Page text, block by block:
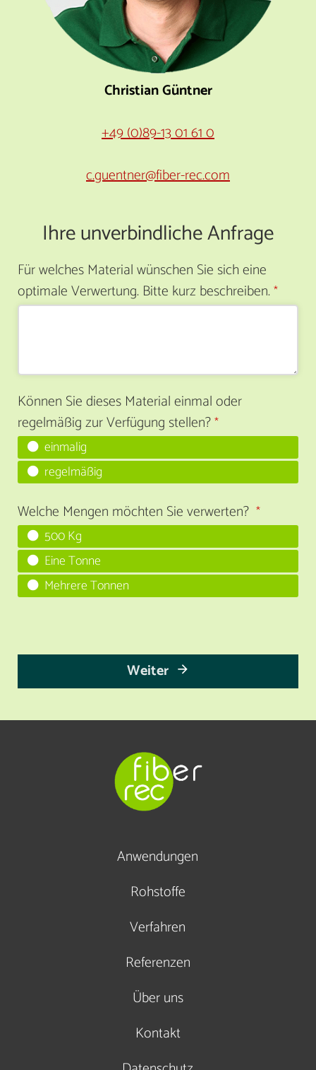
Christian Güntner
+49 (0)89-13 01 61 0
c.guentner@fiber-rec.com
Ihre unverbindliche Anfrage
Für welches Material wünschen Sie sich eine
optimale Verwertung. Bitte kurz beschreiben.*
Können Sie dieses Material einmal oder
regelmäßig zur Verfügung stellen?*
einmalig
regelmäßig
Welche Mengen möchten Sie verwerten? *
500 Kg
Eine Tonne
Mehrere Tonnen
Weiter
Anwendungen
Rohstoffe
Verfahren
Referenzen
Über uns
Kontakt